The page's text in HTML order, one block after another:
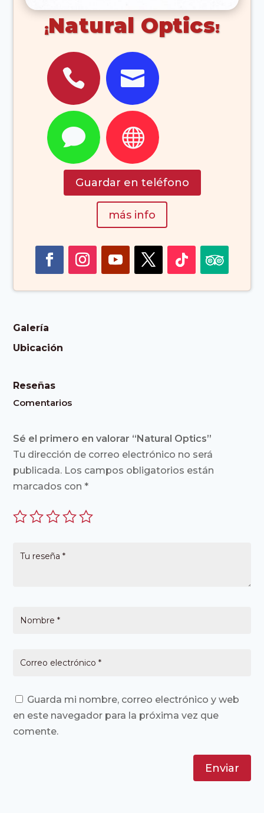
Natural Optics
 
 
Guardar en teléfono
más info
Galería
Ubicación
Reseñas
Comentarios
Sé el primero en valorar “Natural Optics”
Tu dirección de correo electrónico no será
publicada. Los campos obligatorios están
marcados con*
Guarda mi nombre, correo electrónico y web
en este navegador para la próxima vez que
comente.
Enviar